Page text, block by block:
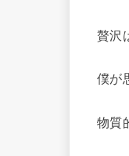
贅沢
僕が
物質